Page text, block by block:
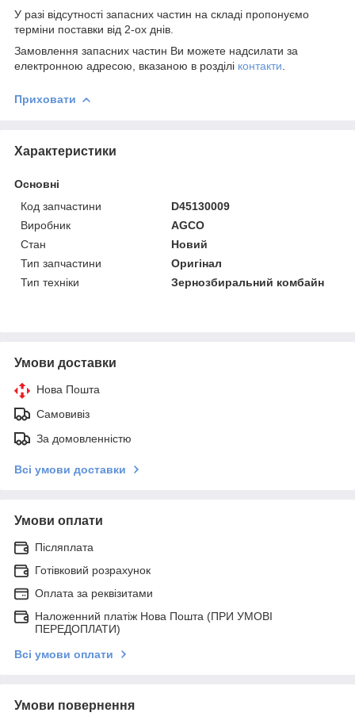
У разі відсутності запасних частин на складі пропонуємо
терміни поставки від 2-ох днів.
Замовлення запасних частин Ви можете надсилати за
електронною адресою, вказаною в розділі контакти
Приховати
Характеристики
Основні
Код запчастини
D45130009
Виробник
AGCO
Стан
Новий
Тип запчастини
Оригінал
Тип техніки
Зернозбиральний комбайн
Умови доставки
Нова Пошта
Самовивіз
За домовленністю
Всі умови доставки
Умови оплати
Післяплата
Готівковий розрахунок
Оплата за реквізитами
Наложенний платіж Нова Пошта (ПРИ УМОВІ
ПЕРЕДОПЛАТИ)
Всі умови оплати
Умови повернення